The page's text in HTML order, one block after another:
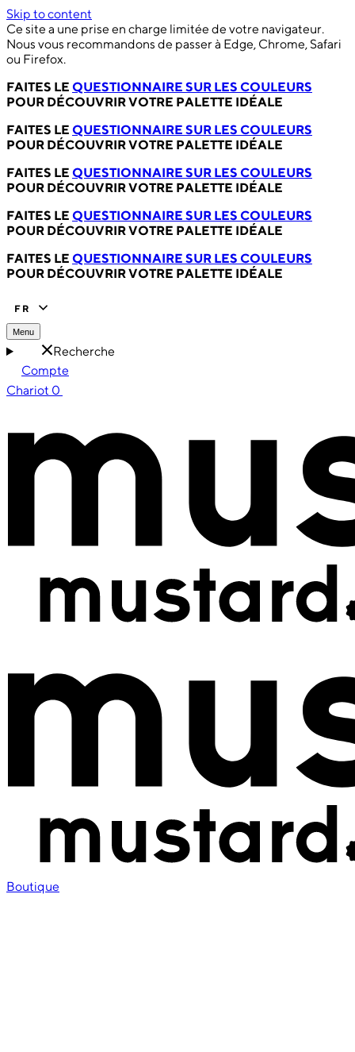
Skip to content
Ce site a une prise en charge limitée de votre navigateur.
Nous vous recommandons de passer à Edge, Chrome, Safari
ou Firefox.
FAITES LE QUESTIONNAIRE SUR LES COULEURS
POUR DÉCOUVRIR VOTRE PALETTE IDÉALE
FAITES LE QUESTIONNAIRE SUR LES COULEURS
POUR DÉCOUVRIR VOTRE PALETTE IDÉALE
FAITES LE QUESTIONNAIRE SUR LES COULEURS
POUR DÉCOUVRIR VOTRE PALETTE IDÉALE
FAITES LE QUESTIONNAIRE SUR LES COULEURS
POUR DÉCOUVRIR VOTRE PALETTE IDÉALE
FAITES LE QUESTIONNAIRE SUR LES COULEURS
POUR DÉCOUVRIR VOTRE PALETTE IDÉALE
FR
Menu
Recherche
Compte
Chariot 0
Boutique